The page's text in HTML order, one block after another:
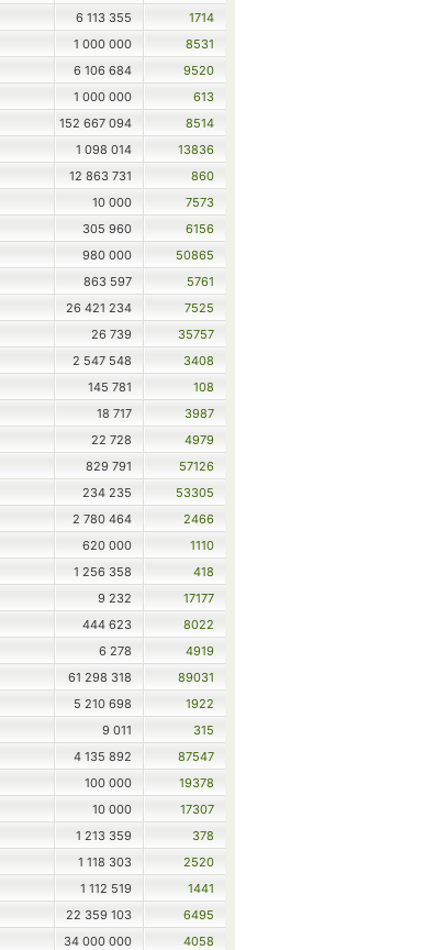
6 113 355
1714
1 000 000
8531
6 106 684
9520
1 000 000
613
152 667 094
8514
1 098 014
13836
12 863 731
860
10 000
7573
305 960
6156
980 000
50865
863 597
5761
26 421 234
7525
26 739
35757
2 547 548
3408
145 781
108
18 717
3987
22 728
4979
829 791
57126
234 235
53305
2 780 464
2466
620 000
1110
1 256 358
418
9 232
17177
444 623
8022
6 278
4919
61 298 318
89031
5 210 698
1922
9 011
315
4 135 892
87547
100 000
19378
10 000
17307
1 213 359
378
1 118 303
2520
1 112 519
1441
22 359 103
6495
34 000 000
4058